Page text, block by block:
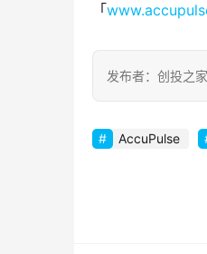
「
发布者：创投之
AccuPulse